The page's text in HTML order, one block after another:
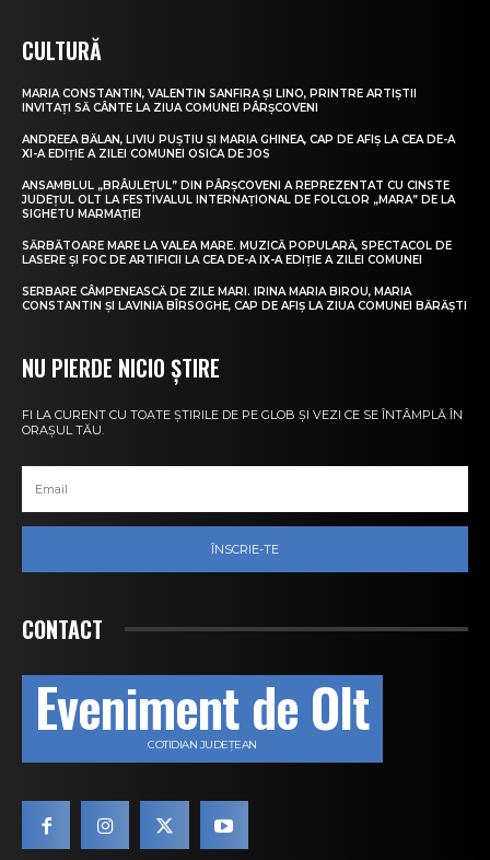
CULTURĂ
MARIA CONSTANTIN, VALENTIN SANFIRA ȘI LINO, PRINTRE ARTIȘTII
INVITAȚI SĂ CÂNTE LA ZIUA COMUNEI PÂRȘCOVENI
ANDREEA BĂLAN, LIVIU PUȘTIU ȘI MARIA GHINEA, CAP DE AFIȘ LA CEA DE-A
XI-A EDIȚIE A ZILEI COMUNEI OSICA DE JOS
ANSAMBLUL „BRÂULEȚUL” DIN PÂRȘCOVENI A REPREZENTAT CU CINSTE
JUDEȚUL OLT LA FESTIVALUL INTERNAȚIONAL DE FOLCLOR „MARA” DE LA
SIGHETU MARMAȚIEI
SĂRBĂTOARE MARE LA VALEA MARE. MUZICĂ POPULARĂ, SPECTACOL DE
LASERE ȘI FOC DE ARTIFICII LA CEA DE-A IX-A EDIȚIE A ZILEI COMUNEI
SERBARE CÂMPENEASCĂ DE ZILE MARI. IRINA MARIA BIROU, MARIA
CONSTANTIN ȘI LAVINIA BÎRSOGHE, CAP DE AFIȘ LA ZIUA COMUNEI BĂRĂȘTI
NU PIERDE NICIO ȘTIRE
FI LA CURENT CU TOATE ȘTIRILE DE PE GLOB ȘI VEZI CE SE ÎNTÂMPLĂ ÎN
ORAȘUL TĂU.
ÎNSCRIE-TE
CONTACT
Eveniment de Olt
COTIDIAN JUDEȚEAN